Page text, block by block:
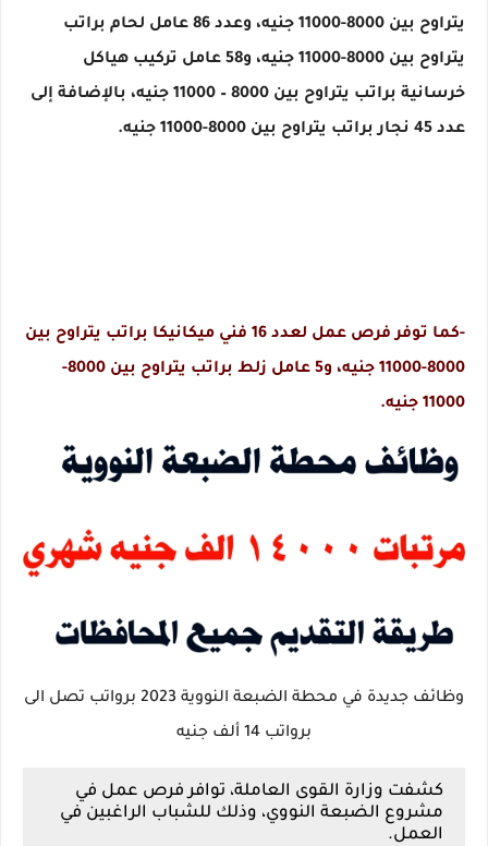
يتراوح بين 8000-11000 جنيه، وعدد 86 عامل لحام براتب
يتراوح بين 8000-11000 جنيه، و58 عامل تركيب هياكل
خرسانية براتب يتراوح بين 8000 – 11000 جنيه، بالإضافة إلى
عدد 45 نجار براتب يتراوح بين 8000-11000 جنيه.
-كما توفر فرص عمل لعدد 16 فني ميكانيكا براتب يتراوح بين
8000-11000 جنيه، و5 عامل زلط براتب يتراوح بين 8000-
11000 جنيه.
وظائف جديدة في محطة الضبعة النووية 2023 برواتب تصل الى
برواتب 14 ألف جنيه
كشفت وزارة القوى العاملة، توافر فرص عمل في
مشروع الضبعة النووي، وذلك للشباب الراغبين في
العمل.